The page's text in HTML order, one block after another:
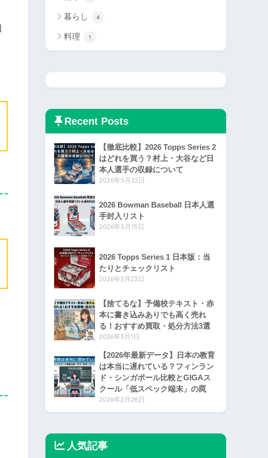
暮らし 4
料理 1
Recent Posts
はどれを買う？村上・大谷など日
本人選手の収録について
2026年5月22日
手封入リスト
2026年5月15日
2026 Topps Series 1 日本版：当
【捨てるな】予備校テキスト・赤